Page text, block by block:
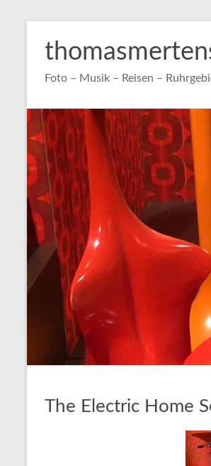
Inhalt
springen
Foto – Musik – Reisen –
The Electric Home